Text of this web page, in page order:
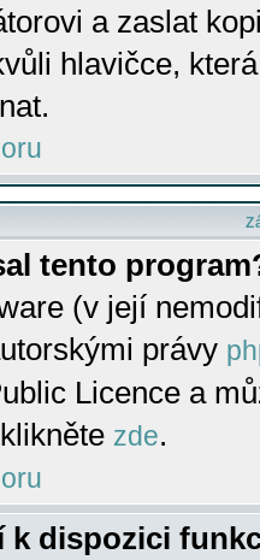
a zaslat
hlavičce,
tento
(v její
právy
Licence a
zde.
k dispozici